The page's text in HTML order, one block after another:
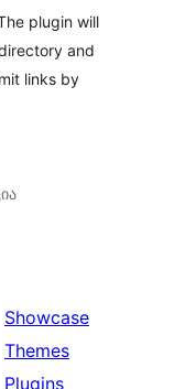
plugin will
and
links by
Showcase
Themes
Plugins